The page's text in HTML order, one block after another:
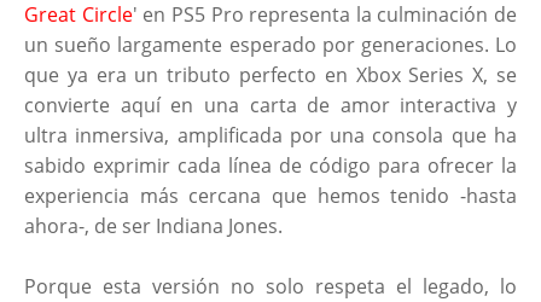
Great Circle' en PS5 Pro representa la culminación de
un sueño largamente esperado por generaciones. Lo
que ya era un tributo perfecto en Xbox Series X, se
convierte aquí en una carta de amor interactiva y
ultra inmersiva, amplificada por una consola que ha
sabido exprimir cada línea de código para ofrecer la
experiencia más cercana que hemos tenido -hasta
ahora-, de ser Indiana Jones.
Porque esta versión no solo respeta el legado, lo